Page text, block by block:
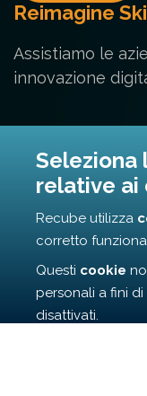
Reimagine
Assistiamo le
innovazione
Via Cunfida 35 -
info@recube.it
Seleziona
relative ai
Recube utilizza
corretto
Questi cookie
personali a fini
disattivati.